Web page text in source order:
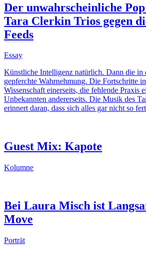
Der unwahrscheinliche Pop
Tara Clerkin Trios gegen
Feeds
Essay
Künstliche Intelligenz natürlich. Dann die in
gepferchte Wahrnehmung. Die Fortschritte
Wissenschaft einerseits, die fehlende Praxis
Unbekannten andererseits. Die Musik des
erinnert daran, dass sich alles gar nicht so
Guest Mix: Kapote
Kolumne
Bei Laura Misch ist
Move
Porträt